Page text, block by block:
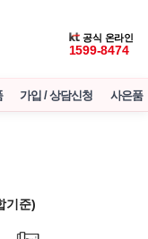
공식 온라인
1599-8474
가입 / 상담신청 사은품
기준)